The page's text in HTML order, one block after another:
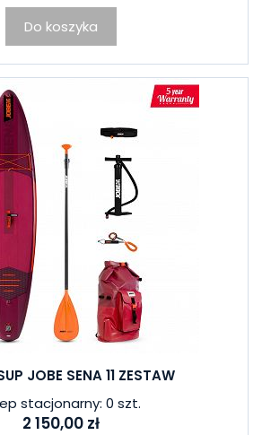
Do koszyka
JOBE SENA 11 ZESTAW
stacjonarny: 0 szt.
2 150,00 zł